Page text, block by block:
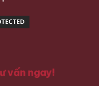
vấn ngay!